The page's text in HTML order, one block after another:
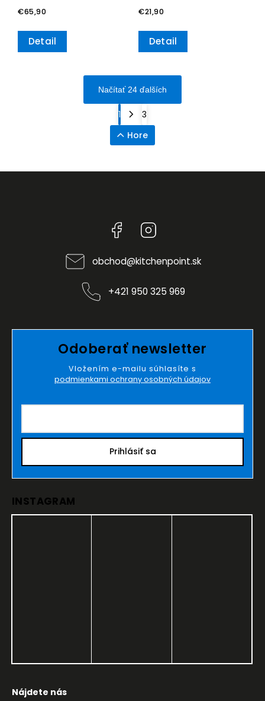
€65,90
Detail
€21,90
Detail
Načítať 24 ďalších
1
3
Hore
Facebook
obchod@kitchenpoint.sk
+421 950 325 969
Odoberať newsletter
Vložením e-mailu súhlasíte s
podmienkami ochrany osobných údajov
Prihlásiť sa
INSTAGRAM
Nájdete nás